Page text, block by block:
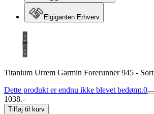
Elgiganten Erhverv
Titanium Urrem Garmin Forerunner 945 - Sort
Dette produkt er endnu ikke blevet bedømt.0
1038.-
Tilføj til kurv